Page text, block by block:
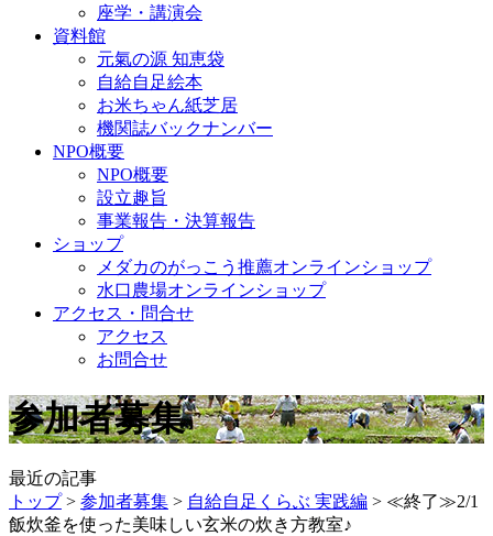
座学・講演会
資料館
元氣の源 知恵袋
自給自足絵本
お米ちゃん紙芝居
機関誌バックナンバー
NPO概要
NPO概要
設立趣旨
事業報告・決算報告
ショップ
メダカのがっこう推薦オンラインショップ
水口農場オンラインショップ
アクセス・問合せ
アクセス
お問合せ
参加者募集
最近の記事
トップ> 参加者募集 > 自給自足くらぶ 実践編 > ≪終了≫2/1
飯炊釜を使った美味しい玄米の炊き方教室♪